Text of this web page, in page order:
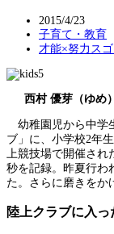
2015/4/23
子育て・教育
才能×努力ス
西村 優芽（ゆめ
幼稚園児から中学
ブ」に、小学校2年
上競技場で開催さ
秒を記録。昨夏行わ
た。さらに磨きをか
陸上クラブに入っ